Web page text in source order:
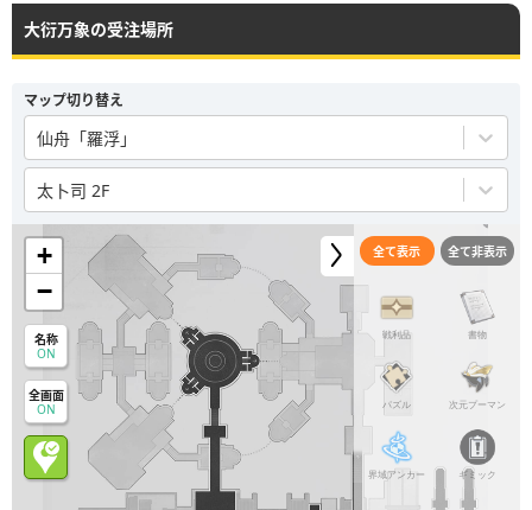
大衍万象の受注場所
マップ切り替え
仙舟「羅浮」
太卜司 2F
+
−
名称
ON
全画面
ON
全て表示 全て非表示
戦利品 書物
パズル 次元プーマン
界域アンカー ギミック